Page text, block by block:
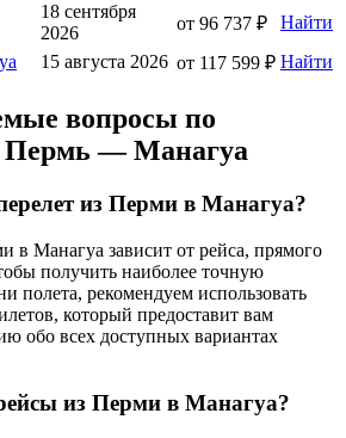
18 сентября
2026
от 96 737 ₽
Найти
15 августа 2026 от 117 599 ₽ Найти
вопросы по
Пермь — Манагуа
из Перми в Манагуа?
в Манагуа зависит от рейса, прямого
получить наиболее точную
полета, рекомендуем использовать
который предоставит вам
обо всех доступных вариантах
из Перми в Манагуа?